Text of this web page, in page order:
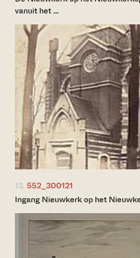
vanuit het …
13. 552_300121
Ingang Nieuwkerk op het